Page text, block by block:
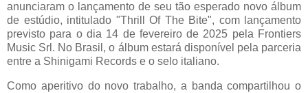
anunciaram o lançamento de seu tão esperado novo álbum
de estúdio, intitulado "Thrill Of The Bite", com lançamento
previsto para o dia 14 de fevereiro de 2025 pela Frontiers
Music Srl. No Brasil, o álbum estará disponível pela parceria
entre a Shinigami Records e o selo italiano.
Como aperitivo do novo trabalho, a banda compartilhou o